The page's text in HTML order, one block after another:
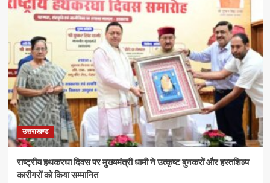
उत्तराखण्ड
राष्ट्रीय हथकरघा दिवस पर मुख्यमंत्री धामी ने उत्कृष्ट बुनकरों और हस्तशिल्प
कारीगरों को किया सम्मानित